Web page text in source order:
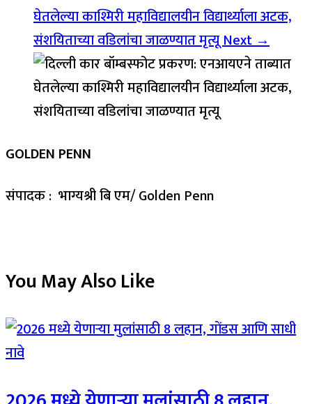
घेतलेल्या काश्मिरी महाविद्यालयीन विद्यार्थ्याला अटक,
संशयिताच्या वडिलांचा जाळण्यात मृत्यूNext →
GOLDEN PENN
संपादक : भाग्यश्री बि एम/ Golden Penn
You May Also Like